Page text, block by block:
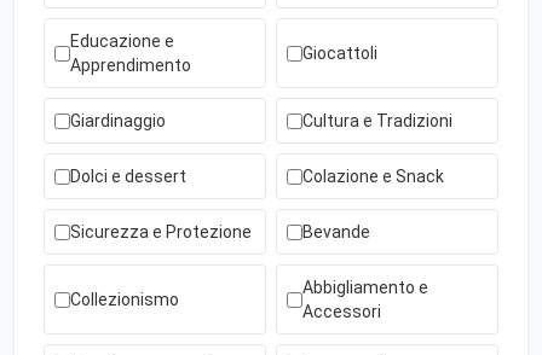
Educazione e
Apprendimento
Giocattoli
Giardinaggio Cultura e Tradizioni
Dolci e dessert Colazione e Snack
Sicurezza e Protezione Bevande
Collezionismo
Abbigliamento e
Accessori